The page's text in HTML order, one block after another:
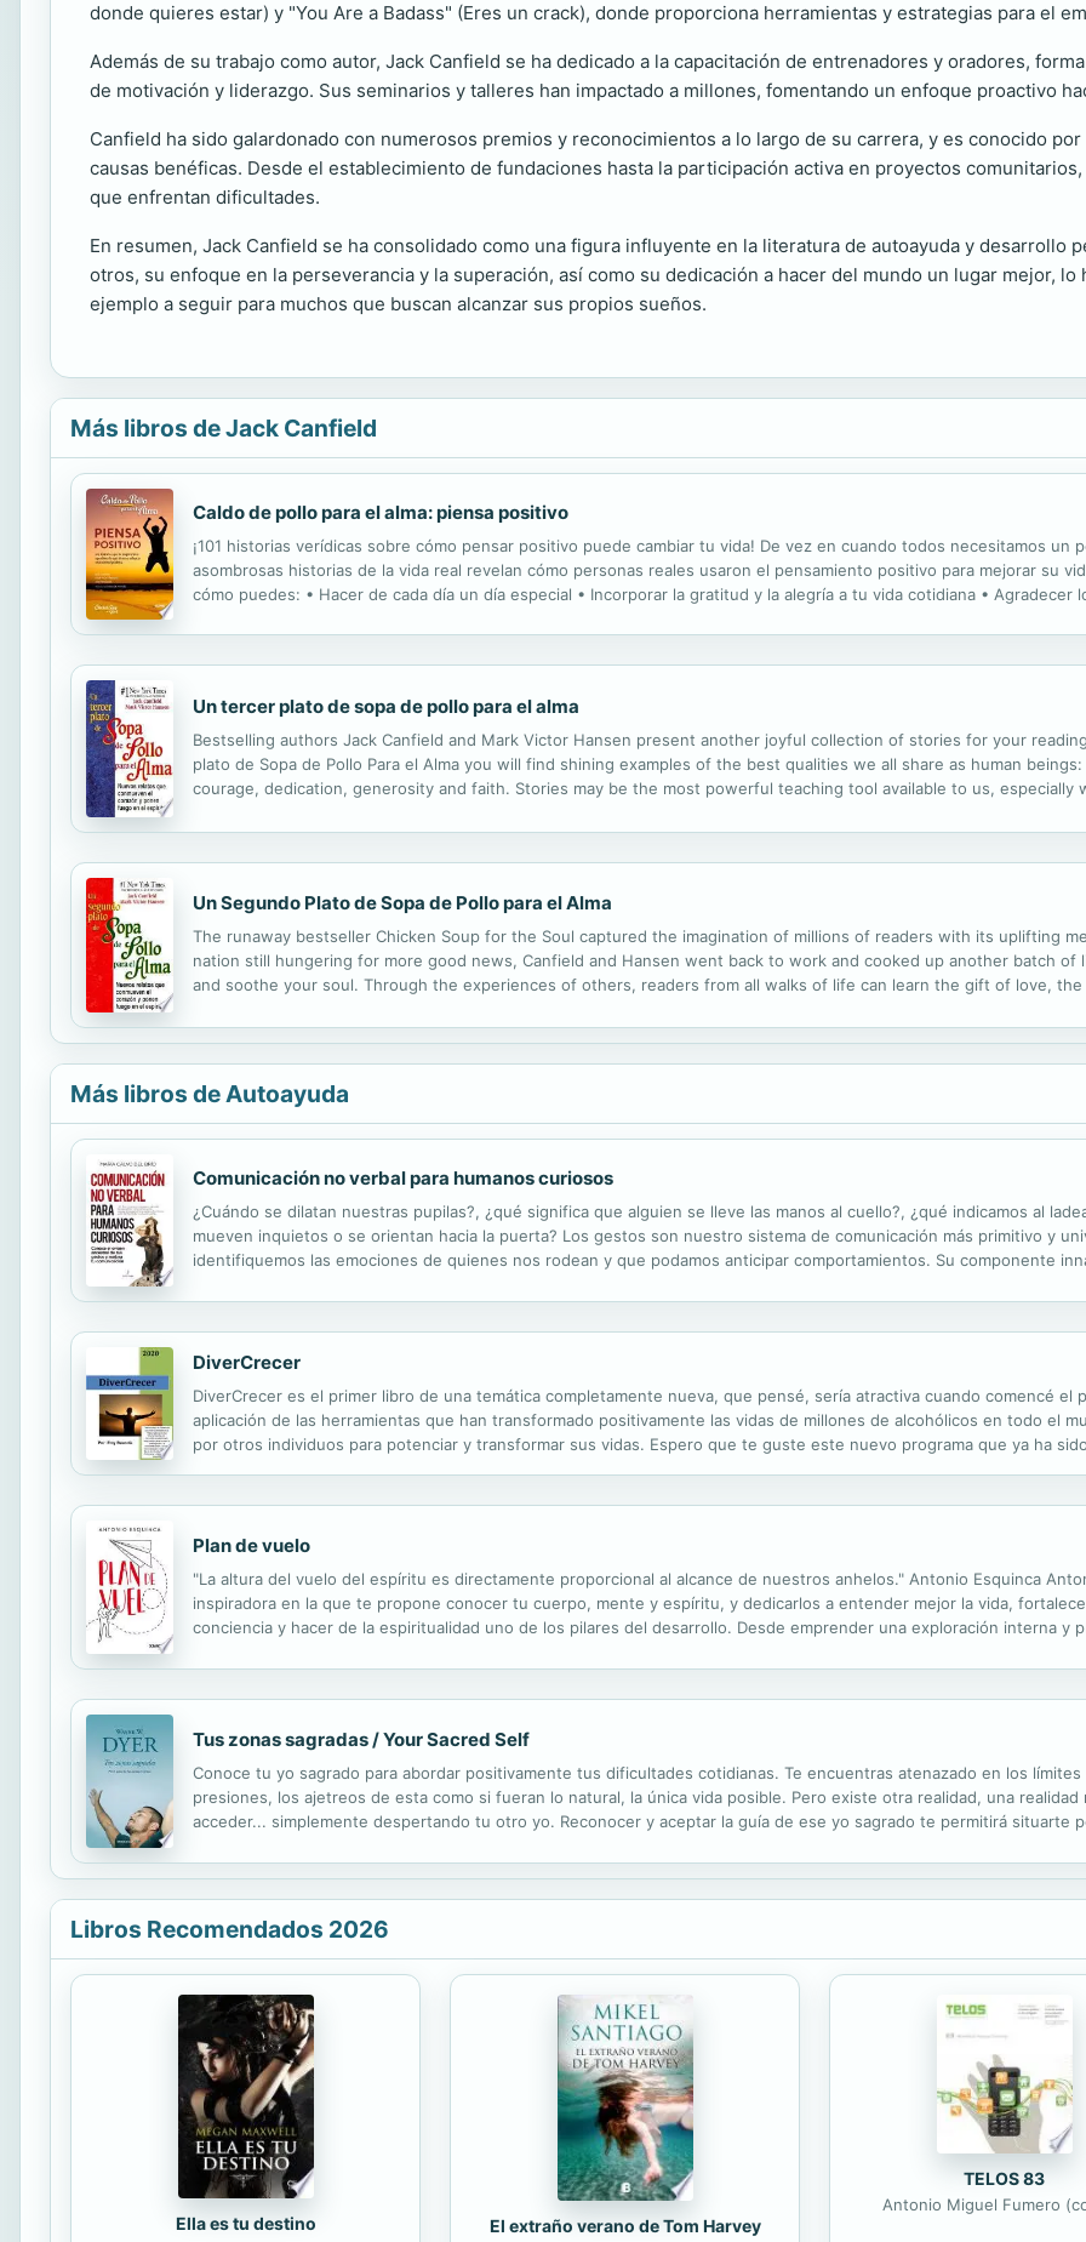
donde quieres estar) y "You Are a Badass" (Eres un crack), donde proporciona herramientas y estrategias para el
Además de su trabajo como autor, Jack Canfield se ha dedicado a la capacitación de entrenadores y oradores,
de motivación y liderazgo. Sus seminarios y talleres han impactado a millones, fomentando un enfoque proactivo
Canfield ha sido galardonado con numerosos premios y reconocimientos a lo largo de su carrera, y es conocido
causas benéficas. Desde el establecimiento de fundaciones hasta la participación activa en proyectos
que enfrentan dificultades.
En resumen, Jack Canfield se ha consolidado como una figura influyente en la literatura de autoayuda y desarrollo
otros, su enfoque en la perseverancia y la superación, así como su dedicación a hacer del mundo un lugar mejor,
ejemplo a seguir para muchos que buscan alcanzar sus propios sueños.
Más libros de Jack Canfield
Caldo de pollo para el alma: piensa positivo
¡101 historias verídicas sobre cómo pensar positivo puede cambiar tu vida! De vez en cuando todos necesitamos un
asombrosas historias de la vida real revelan cómo personas reales usaron el pensamiento positivo para mejorar su
cómo puedes: • Hacer de cada día un día especial • Incorporar la gratitud y la alegría a tu vida cotidiana •
Un tercer plato de sopa de pollo para el alma
Bestselling authors Jack Canfield and Mark Victor Hansen present another joyful collection of stories for your
plato de Sopa de Pollo Para el Alma you will find shining examples of the best qualities we all share as human
courage, dedication, generosity and faith. Stories may be the most powerful teaching tool available to us,
Un Segundo Plato de Sopa de Pollo para el Alma
The runaway bestseller Chicken Soup for the Soul captured the imagination of millions of readers with its uplifting
nation still hungering for more good news, Canfield and Hansen went back to work and cooked up another batch
and soothe your soul. Through the experiences of others, readers from all walks of life can learn the gift of love,
Más libros de Autoayuda
Comunicación no verbal para humanos curiosos
¿Cuándo se dilatan nuestras pupilas?, ¿qué significa que alguien se lleve las manos al cuello?, ¿qué indicamos al
mueven inquietos o se orientan hacia la puerta? Los gestos son nuestro sistema de comunicación más primitivo y
identifiquemos las emociones de quienes nos rodean y que podamos anticipar comportamientos. Su componente
DiverCrecer
DiverCrecer es el primer libro de una temática completamente nueva, que pensé, sería atractiva cuando comencé el
aplicación de las herramientas que han transformado positivamente las vidas de millones de alcohólicos en todo el
por otros individuos para potenciar y transformar sus vidas. Espero que te guste este nuevo programa que ya ha
Plan de vuelo
"La altura del vuelo del espíritu es directamente proporcional al alcance de nuestros anhelos." Antonio Esquinca
inspiradora en la que te propone conocer tu cuerpo, mente y espíritu, y dedicarlos a entender mejor la vida,
conciencia y hacer de la espiritualidad uno de los pilares del desarrollo. Desde emprender una exploración interna y
Tus zonas sagradas / Your Sacred Self
Conoce tu yo sagrado para abordar positivamente tus dificultades cotidianas. Te encuentras atenazado en los
presiones, los ajetreos de esta como si fueran lo natural, la única vida posible. Pero existe otra realidad, una
acceder... simplemente despertando tu otro yo. Reconocer y aceptar la guía de ese yo sagrado te permitirá situarte
Libros Recomendados 2026
Ella es tu destino El extraño verano de Tom Harvey
TELOS 83
Antonio Miguel Fumero